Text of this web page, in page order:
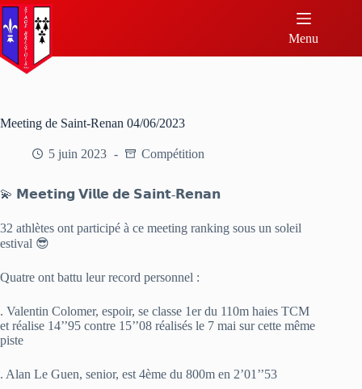
Menu
Meeting de Saint-Renan 04/06/2023
5 juin 2023 Compétition
💫 𝗠𝗲𝗲𝘁𝗶𝗻𝗴 𝗩𝗶𝗹𝗹𝗲 𝗱𝗲 𝗦𝗮𝗶𝗻𝘁-𝗥𝗲𝗻𝗮𝗻
32 athlètes ont participé à ce meeting ranking sous un soleil
estival 😎
Quatre ont battu leur record personnel :
. Valentin Colomer, espoir, se classe 1er du 110m haies TCM
et réalise 14’’95 contre 15’’08 réalisés le 7 mai sur cette même
piste
. Alan Le Guen, senior, est 4ème du 800m en 2’01’’53